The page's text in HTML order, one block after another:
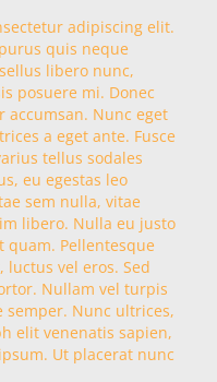
adipiscing elit.
quis neque
libero nunc,
posuere mi. Donec
accumsan. Nunc eget
a eget ante. Fusce
tellus sodales
eu egestas leo
sem nulla, vitae
libero. Nulla eu justo
quam. Pellentesque
luctus vel eros. Sed
Nullam vel turpis
semper. Nunc ultrices,
elit venenatis sapien,
Ut placerat nunc